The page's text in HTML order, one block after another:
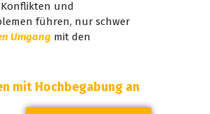
und
führen, nur schwer
Umgang mit den
mit Hochbegabung an